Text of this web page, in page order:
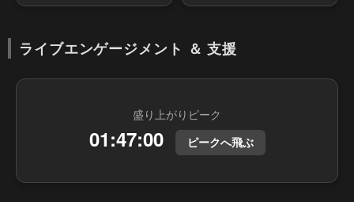
ライブエンゲージメント ＆ 支援
盛り上がりピーク
01:47:00 ピークへ飛ぶ